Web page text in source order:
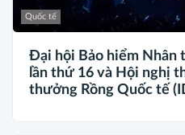
Quốc tế
Đại hội Bảo hiểm Nhân
lần thứ 16 và Hội nghị
thưởng Rồng Quốc tế